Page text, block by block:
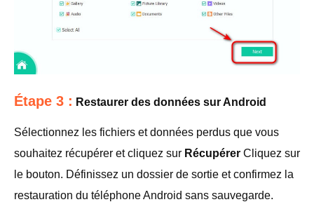
Étape 3 : Restaurer des données sur Android
Sélectionnez les fichiers et données perdus que vous
souhaitez récupérer et cliquez sur Récupérer Cliquez sur
le bouton. Définissez un dossier de sortie et confirmez la
restauration du téléphone Android sans sauvegarde.